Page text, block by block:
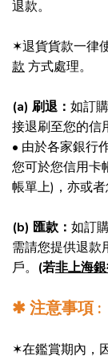
退款。
✶退貨貨款一律
款 方式處理。
(a) 刷退： 如訂
接退刷至您的信
• 由於各家銀行
您可於您信用卡
帳單上)，亦或者
(b) 匯款： 如訂
需請您提供退款
戶。 (若非上海
✱ 注意事項 :
✶在鑑賞期內，